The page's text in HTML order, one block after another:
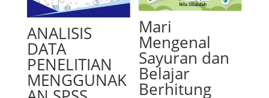
ANALISIS
DATA
PENELITIAN
MENGGUNAK
Mari
Mengenal
Sayuran dan
Belajar
Berhitung